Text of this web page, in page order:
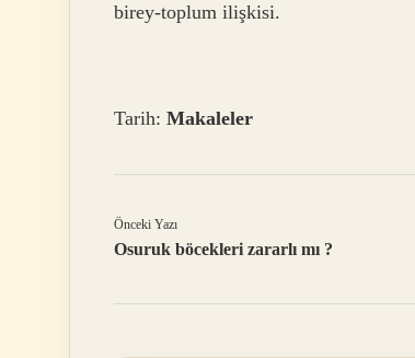
birey-toplum ilişkisi.
Tarih: Makaleler
Önceki Yazı
Osuruk böcekleri zararlı mı ?